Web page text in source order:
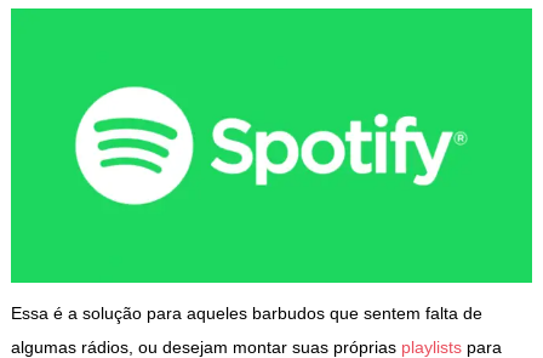
Essa é a solução para aqueles barbudos que sentem falta de
algumas rádios, ou desejam montar suas próprias playlistspara